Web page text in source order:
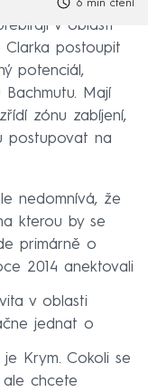
6 min čtení
v oblasti
Clarka postoupit
potenciál,
Mají
zónu zabíjení,
postupovat na
nedomnívá, že
kterou by se
primárně o
2014 anektovali
v oblasti
jednat o
Krym. Cokoli se
chcete